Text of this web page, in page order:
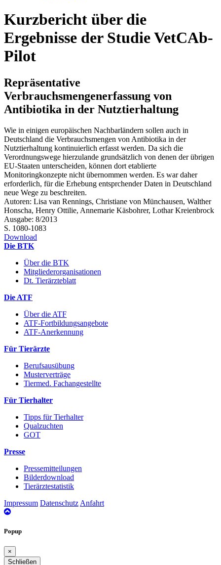
Kurzbericht über die
Ergebnisse der Studie VetCAb-
Pilot
Repräsentative
Verbrauchsmengenerfassung von
Antibiotika in der Nutztierhaltung
Wie in einigen europäischen Nachbarländern sollen auch in
Deutschland die Verbrauchsmengen von Antibiotika in der
Nutztierhaltung kontinuierlich erfasst werden. Da sich die
Verordnungswege hierzulande grundsätzlich von denen der übrigen
EU-Staaten unterscheiden, können dort etablierte
Monitoringkonzepte nicht übernommen werden. Es war daher
erforderlich, für die Erhebung entsprchender Daten in Deutschland
neue Wege zu beschreiten.
Autoren: Lisa van Rennings, Christiane von Münchausen, Walther
Honscha, Henry Ottilie, Annemarie Käsbohrer, Lothar Kreienbrock
Ausgabe: 8/2013
S. 1080-1083
Download
Die BTK
Über die BTK
Mitgliederorganisationen
Dt. Tierärzteblatt
Die ATF
Über die ATF
ATF-Fortbildungsangebote
ATF-Anerkennung
Für Tierärzte
Berufsausübung
Musterverträge
Tiermed. Fachangestellte
Für Tierhalter
Tipps für Tierhalter
Qualzuchten
GOT
Presse
Pressemitteilungen
Bilderdownload
Tierärztestatistik
Impressum Datenschutz Anfahrt
nach
Popup
×
Schließen